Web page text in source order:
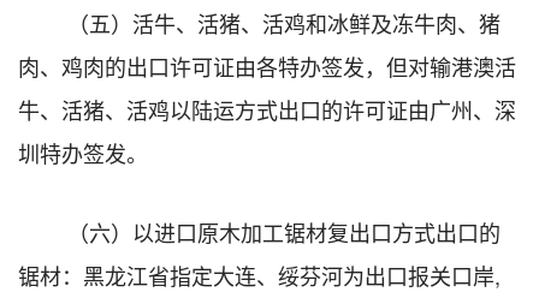
（五）活牛、活猪、活鸡和冰鲜及冻牛肉、猪
肉、鸡肉的出口许可证由各特办签发，但对输港澳活
牛、活猪、活鸡以陆运方式出口的许可证由广州、深
圳特办签发。
（六）以进口原木加工锯材复出口方式出口的
锯材：黑龙江省指定大连、绥芬河为出口报关口岸,